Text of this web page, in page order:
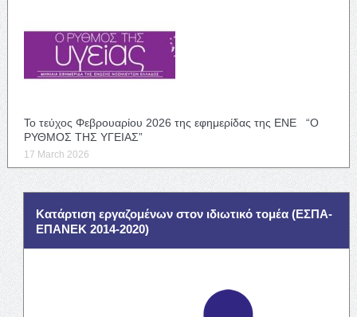
Το τεύχος Φεβρουαρίου 2026 της εφημερίδας της ΕΝΕ “Ο
ΡΥΘΜΟΣ ΤΗΣ ΥΓΕΙΑΣ”
17 March 2026
Κατάρτιση εργαζομένων στον ιδιωτικό τομέα (ΕΣΠΑ-
ΕΠΑΝΕΚ 2014-2020)